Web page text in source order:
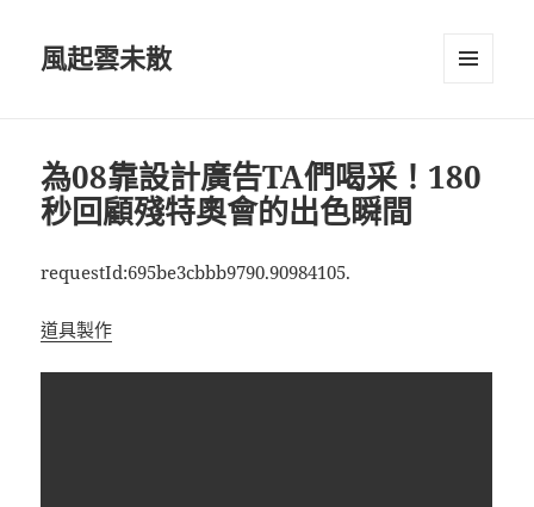
風起雲未散
為08靠設計廣告TA們喝采！180
秒回顧殘特奧會的出色瞬間
requestId:695be3cbbb9790.90984105.
道具製作